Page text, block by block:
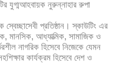
যুগ্মআহবায়ক নুরুন্নাহার রুপা
প্রতিষ্ঠান। স্কাউটিং এর
মানসিক, আধ্যাত্মিক, সামাজিক ও
নাগরিক হিসেবে নিজেকে যেমন
কার্যক্রম হিসেবে দেশ ও